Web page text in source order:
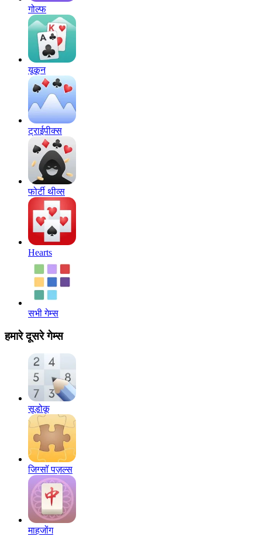
गोल्फ
यूकून
ट्राईपीक्स
फोर्टी थीव्स
Hearts
सभी गेम्स
हमारे दूसरे गेम्स
सूडोकू
जिग्सॉ पज़ल्स
माहजोंग